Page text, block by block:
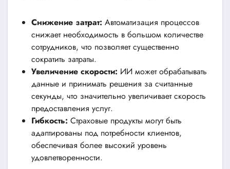
Снижение затрат: Автоматизация процессов
снижает необходимость в большом количестве
сотрудников, что позволяет существенно
сократить затраты.
Увеличение скорости: ИИ может обрабатывать
данные и принимать решения за считанные
секунды, что значительно увеличивает скорость
предоставления услуг.
Гибкость: Страховые продукты могут быть
адаптированы под потребности клиентов,
обеспечивая более высокий уровень
удовлетворенности.